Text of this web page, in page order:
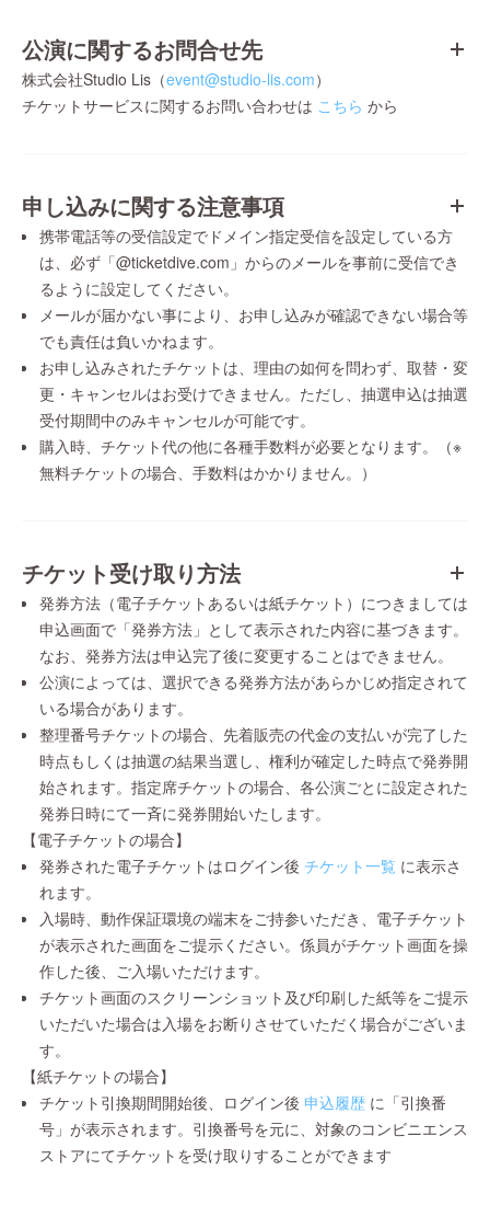
公演に関するお問合せ先
株式会社Studio Lis（event@studio-lis.com）
チケットサービスに関するお問い合わせは こちら から
申し込みに関する注意事項
携帯電話等の受信設定でドメイン指定受信を設定している方
は、必ず「@ticketdive.com」からのメールを事前に受信でき
るように設定してください。
メールが届かない事により、お申し込みが確認できない場合等
でも責任は負いかねます。
お申し込みされたチケットは、理由の如何を問わず、取替・変
更・キャンセルはお受けできません。ただし、抽選申込は抽選
受付期間中のみキャンセルが可能です。
購入時、チケット代の他に各種手数料が必要となります。（※
無料チケットの場合、手数料はかかりません。）
チケット受け取り方法
発券方法（電子チケットあるいは紙チケット）につきましては
申込画面で「発券方法」として表示された内容に基づきます。
なお、発券方法は申込完了後に変更することはできません。
公演によっては、選択できる発券方法があらかじめ指定されて
いる場合があります。
整理番号チケットの場合、先着販売の代金の支払いが完了した
時点もしくは抽選の結果当選し、権利が確定した時点で発券開
始されます。指定席チケットの場合、各公演ごとに設定された
発券日時にて一斉に発券開始いたします。
【電子チケットの場合】
発券された電子チケットはログイン後 チケット一覧 に表示さ
れます。
入場時、動作保証環境の端末をご持参いただき、電子チケット
が表示された画面をご提示ください。係員がチケット画面を操
作した後、ご入場いただけます。
チケット画面のスクリーンショット及び印刷した紙等をご提示
いただいた場合は入場をお断りさせていただく場合がございま
す。
【紙チケットの場合】
チケット引換期間開始後、ログイン後 申込履歴 に「引換番
号」が表示されます。引換番号を元に、対象のコンビニエンス
ストアにてチケットを受け取りすることができます